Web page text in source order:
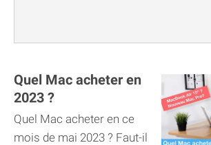
Quel Mac acheter en
2023 ?
Quel Mac acheter en ce
mois de mai 2023 ? Faut-il